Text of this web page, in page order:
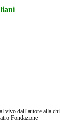
vivo dall’autore alla
Fondazione